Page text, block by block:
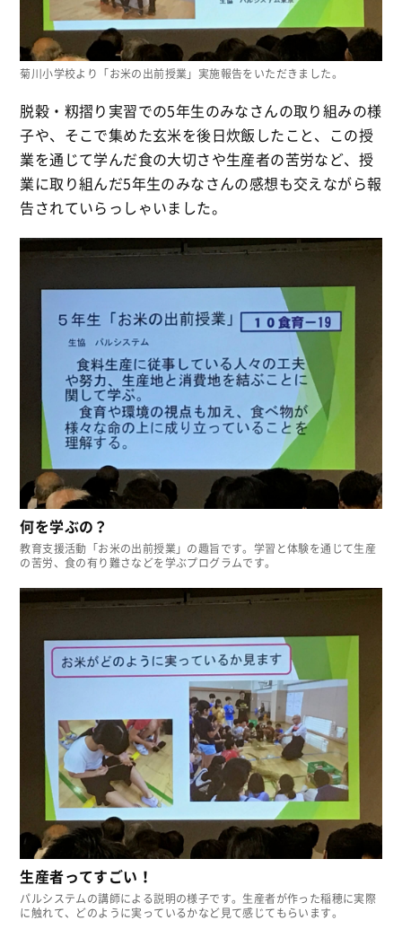
菊川小学校より「お米の出前授業」実施報告をいただきました。
脱穀・籾摺り実習での5年生のみなさんの取り組みの様
子や、そこで集めた玄米を後日炊飯したこと、この授
業を通じて学んだ食の大切さや生産者の苦労など、授
業に取り組んだ5年生のみなさんの感想も交えながら報
告されていらっしゃいました。
何を学ぶの？
教育支援活動「お米の出前授業」の趣旨です。学習と体験を通じて生産
の苦労、食の有り難さなどを学ぶプログラムです。
生産者ってすごい！
パルシステムの講師による説明の様子です。生産者が作った稲穂に実際
に触れて、どのように実っているかなど見て感じてもらいます。